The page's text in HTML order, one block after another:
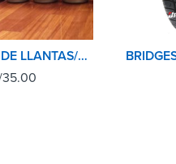
SELLADOR DE LLANTAS/ANTIPINCHASO 500ML CUBULL
35.00